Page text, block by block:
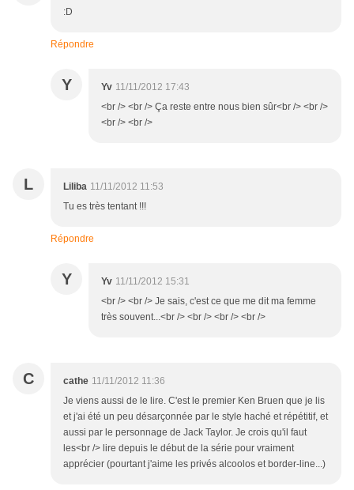
:D
Répondre
Y Yv 11/11/2012 17:43
<br /> <br /> Ça reste entre nous bien sûr<br /> <br />
<br /> <br />
L Liliba 11/11/2012 11:53
Tu es très tentant !!!
Répondre
Y Yv 11/11/2012 15:31
<br /> <br /> Je sais, c'est ce que me dit ma femme
très souvent...<br /> <br /> <br /> <br />
C cathe 11/11/2012 11:36
Je viens aussi de le lire. C'est le premier Ken Bruen que je lis
et j'ai été un peu désarçonnée par le style haché et répétitif, et
aussi par le personnage de Jack Taylor. Je crois qu'il faut
les<br /> lire depuis le début de la série pour vraiment
apprécier (pourtant j'aime les privés alcoolos et border-line...)